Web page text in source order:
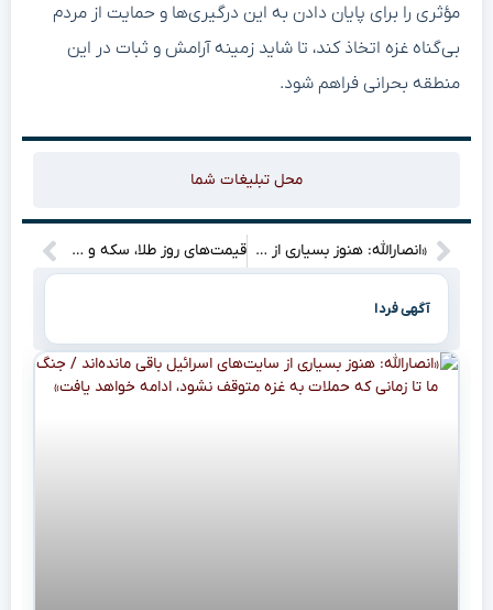
مؤثری را برای پایان دادن به این درگیری‌ها و حمایت از مردم
بی‌گناه غزه اتخاذ کند، تا شاید زمینه آرامش و ثبات در این
منطقه بحرانی فراهم شود.
محل تبلیغات شما
«انصارالله: هنوز بسیاری از سایت‌های اسرائیل باقی مانده‌اند / جنگ ما تا زمانی که حملات به غزه متوقف نشود، ادامه خواهد یافت» قیمت‌های روز طلا، سکه و طلای ۱۸ عیار: نگاهی به آخرین تغییرات امروز دوشنبه ۲۲ اردیبهشت ۱۴۰۴ + جدول کامل
آگهی فردا